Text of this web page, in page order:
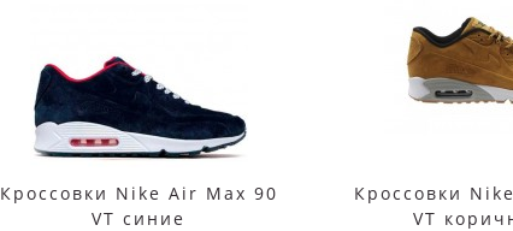
Кроссовки Nike Air Max 90
VT синие
Кроссовки
VT